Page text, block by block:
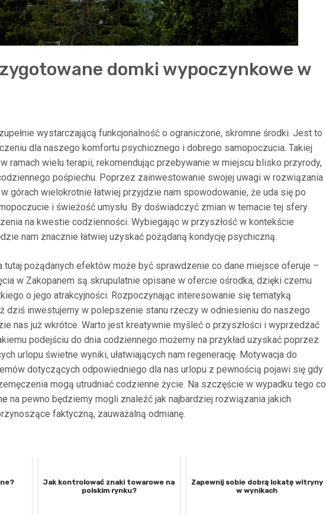
domki wypoczynkowe w
wystarczającą funkcjonalność o ograniczone, skromne środki. Jest to
dla naszego komfortu psychicznego i dobrego samopoczucia. Takiej
ramach wielu terapii, rekomendując przebywanie w miejscu blisko przyrody,
pośpiechu. Poprzez zainwestowanie swojej uwagi w rozwiązania
górach wielokrotnie łatwiej przyjdzie nam spowodowanie, że uda się po
i świeżość umysłu. By doświadczyć zmian w temacie tej sfery
na kwestie codzienności. Wybiegając w przyszłość w kontekście
nam znacznie łatwiej uzyskać pożądaną kondycję psychiczną.
tutaj pożądanych efektów może być sprawdzenie co dane miejsce oferuje –
w Zakopanem są skrupulatnie opisane w ofercie ośrodka, dzięki czemu
o jego atrakcyjności. Rozpoczynając interesowanie się tematyką
dziś inwestujemy w polepszenie stanu rzeczy w odniesieniu do naszego
nas już wkrótce. Warto jest kreatywnie myśleć o przyszłości i wyprzedzać
podejściu do dnia codziennego możemy na przykład uzyskać poprzez
urlopu świetne wyniki, ułatwiających nam regenerację. Motywacja do
dotyczących odpowiedniego dla nas urlopu z pewnością pojawi się gdy
mogą utrudniać codzienne życie. Na szczęście w wypadku tego co
na pewno będziemy mogli znaleźć jak najbardziej rozwiązania jakich
faktyczną, zauważalną odmianę.
Jak kontrolować znaki towarowe na
polskim rynku?
Zapewnij sobie dobrą lokatę witryny
w wynikach